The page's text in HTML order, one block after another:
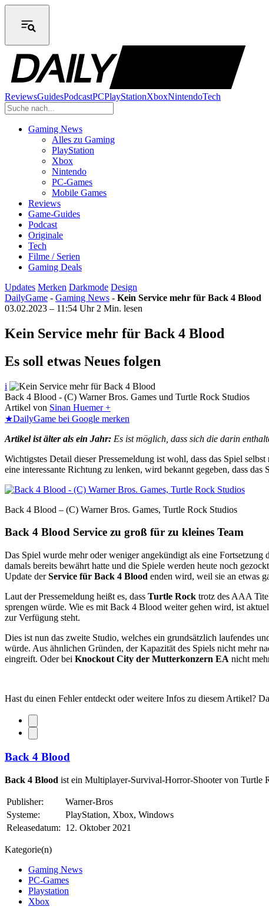
ReviewsGuidesPodcastPCPlayStationXboxNintendoTech
Gaming News
Alles zu Gaming
PlayStation
Xbox
Nintendo
PC-Games
Mobile Games
Reviews
Game-Guides
Podcast
Originale
Tech
Filme / Serien
Gaming Deals
Updates Merken Darkmode Design
DailyGame - Gaming News - Kein Service mehr für Back 4 Blood
03.02.2023 – 11:54 Uhr 2 Min. lesen
Kein Service mehr für Back 4 Blood
Es soll etwas Neues folgen
i
Back 4 Blood - (C) Warner Bros. Games und Turtle Rock Studios
Artikel von Sinan Huemer +
★DailyGame bei Google merken
Artikel ist älter als ein Jahr: Es ist möglich, dass sich die darin
Wichtigstes Detail dieser Pressemeldung ist wohl, dass das Spiel
eine interessante Richtung zu lenken, wird bekannt gegeben, dass
Back 4 Blood – (C) Warner Bros. Games, Turtle Rock Studios
Back 4 Blood Service zu groß für zu kleines Team
Das Spiel wurde mehr oder weniger angekündigt als eine Fortsetzung
damals bereits bewährt hatte und die Spiele werden heute noch
Update derService für Back 4 Blood enden wird, weil sie an etwas
Laut der Pressemeldung heißt es, dass Turtle Rock trotz des AAA
sprengen würde. Wie es mit Back 4 Blood weiter gehen wird, ist
zur Verfügung steht.
Dies ist nun das zweite Studio, welches ein grundsätzlich laufendes
würde. Aus ähnlichen Gründen, der Kapazität des Spiels nicht mehr
eingreift. Oder bei Knockout City der Mutterkonzern EA nicht
Hast du einen Fehler entdeckt oder weitere Infos zu diesem Artikel?
Back 4 Blood
Back 4 Blood ist ein Multiplayer-Survival-Horror-Shooter von Turtle
Publisher:
Warner-Bros
Systeme:
PlayStation, Xbox, Windows
Releasedatum: 12. Oktober 2021
Kategorie(n)
Gaming News
PC-Games
Playstation
Xbox